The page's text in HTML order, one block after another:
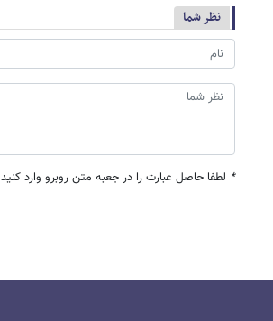
نظر شما
* لطفا حاصل عبارت را در جعبه متن روبرو وارد کنید